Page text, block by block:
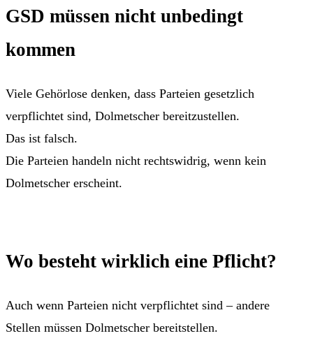
GSD müssen nicht unbedingt
kommen
Viele Gehörlose denken, dass Parteien gesetzlich
verpflichtet sind, Dolmetscher bereitzustellen.
Das ist falsch.
Die Parteien handeln nicht rechtswidrig, wenn kein
Dolmetscher erscheint.
Wo besteht wirklich eine Pflicht?
Auch wenn Parteien nicht verpflichtet sind – andere
Stellen müssen Dolmetscher bereitstellen.